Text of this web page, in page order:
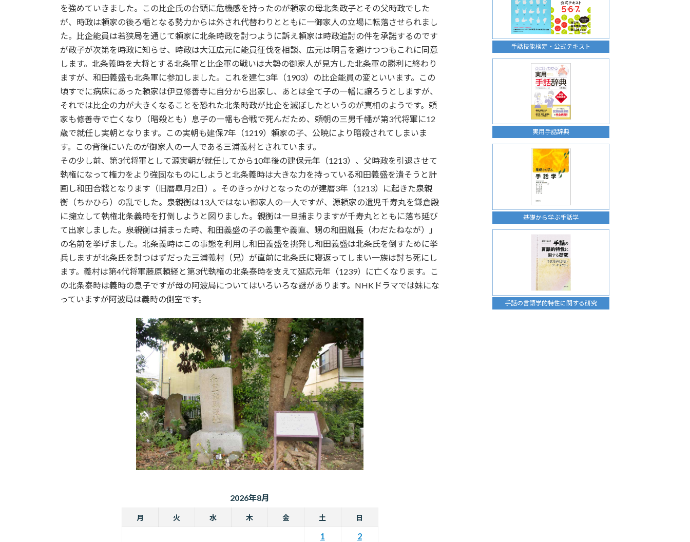
を強めていきました。この比企氏の台頭に危機感を持ったのが頼家の母北条政子とその父時政でした
が、時政は頼家の後ろ楯となる勢力からは外され代替わりとともに一御家人の立場に転落させられまし
た。比企能員は若狭局を通じて頼家に北条時政を討つように訴え頼家は時政追討の件を承諾するのです
が政子が次第を時政に知らせ、時政は大江広元に能員征伐を相談、広元は明言を避けつつもこれに同意
します。北条義時を大将とする北条軍と比企軍の戦いは大勢の御家人が見方した北条軍の勝利に終わり
ますが、和田義盛も北条軍に参加しました。これを建仁3年（1903）の比企能員の変といいます。この
頃すでに病床にあった頼家は伊豆修善寺に自分から出家し、あとは全て子の一幡に譲ろうとしますが、
それでは比企の力が大きくなることを恐れた北条時政が比企を滅ぼしたというのが真相のようです。頼
家も修善寺で亡くなり（暗殺とも）息子の一幡も合戦で死んだため、頼朝の三男千幡が第3代将軍に12
歳で就任し実朝となります。この実朝も建保7年（1219）頼家の子、公暁により暗殺されてしまいま
す。この背後にいたのが御家人の一人である三浦義村とされています。
その少し前、第3代将軍として源実朝が就任してから10年後の建保元年（1213）、父時政を引退させて
執権になって権力をより強固なものにしようと北条義時は大きな力を持っている和田義盛を潰そうと計
画し和田合戦となります（旧暦皐月2日）。そのきっかけとなったのが建暦3年（1213）に起きた泉親
衡（ちかひら）の乱でした。泉親衡は13人ではない御家人の一人ですが、源頼家の遺児千寿丸を鎌倉殿
に擁立して執権北条義時を打倒しようと図りました。親衡は一旦捕まりますが千寿丸とともに落ち延び
て出家しました。泉親衡は捕まった時、和田義盛の子の義重や義直、甥の和田胤長（わだたねなが）」
の名前を挙げました。北条義時はこの事態を利用し和田義盛を挑発し和田義盛は北条氏を倒すために挙
兵しますが北条氏を討つはずだった三浦義村（兄）が直前に北条氏に寝返ってしまい一族は討ち死にし
ます。義村は第4代将軍藤原頼経と第3代執権の北条泰時を支えて延応元年（1239）に亡くなります。こ
の北条泰時は義時の息子ですが母の阿波局についてはいろいろな謎があります。NHKドラマでは妹にな
っていますが阿波局は義時の側室です。
2026年8月
月 火 水 木 金 土 日
1
2
手話技能検定・公式テキスト
実用手話辞典
基礎から学ぶ手話学
手話の言語学的特性に関する研究